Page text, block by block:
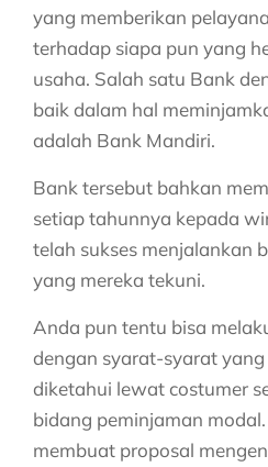
yang memberikan
terhadap siapa pun yang
usaha. Salah satu Bank
baik dalam hal
adalah Bank Mandiri.
Bank tersebut bahkan
setiap tahunnya kepada
telah sukses menjalankan
yang mereka tekuni.
Anda pun tentu bisa
dengan syarat-syarat
diketahui lewat costumer
bidang peminjaman
membuat proposal